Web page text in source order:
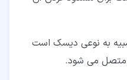
به نوعی دیسک است
متصل می شود.